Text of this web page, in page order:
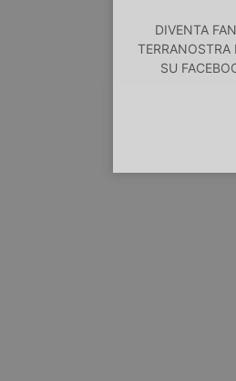
DIVENTA
TERRANOSTRA
SU